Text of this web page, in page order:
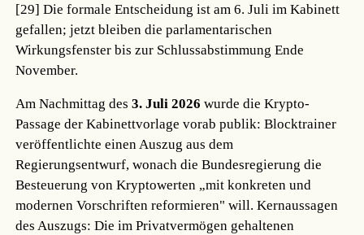
[29] Die formale Entscheidung ist am 6. Juli im Kabinett
gefallen; jetzt bleiben die parlamentarischen
Wirkungsfenster bis zur Schlussabstimmung Ende
November.
Am Nachmittag des3. Juli 2026 wurde die Krypto-
Passage der Kabinettvorlage vorab publik: Blocktrainer
veröffentlichte einen Auszug aus dem
Regierungsentwurf, wonach die Bundesregierung die
Besteuerung von Kryptowerten „mit konkreten und
modernen Vorschriften reformieren" will. Kernaussagen
des Auszugs: Die im Privatvermögen gehaltenen